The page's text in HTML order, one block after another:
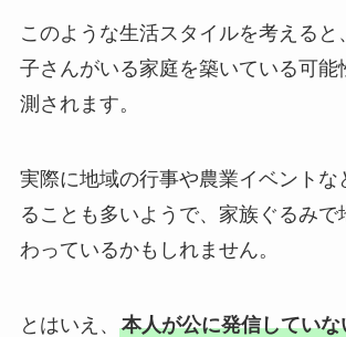
このような生活スタイルを考えると
子さんがいる家庭を築いている可能
測されます。
実際に地域の行事や農業イベントな
ることも多いようで、家族ぐるみで
わっているかもしれません。
とはいえ、 本人が公に発信してい